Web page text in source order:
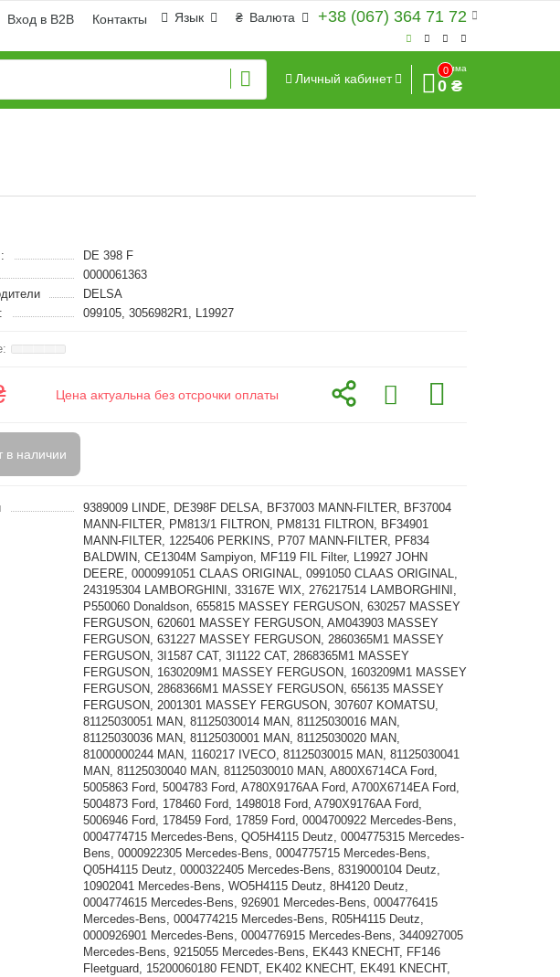
+38 (067) 364 71 72
₴ Валюта
Язык
Вход в B2B Контакты
Личный кабинет
0
Сумма
0 ₴
DE 398 F
0000061363
DELSA
099105, 3056982R1, L19927
Цена актуальна без отсрочки оплаты
в наличии
9389009 LINDE, DE398F DELSA, BF37003 MANN-FILTER, BF37004
MANN-FILTER, PM813/1 FILTRON, PM8131 FILTRON, BF34901
MANN-FILTER, 1225406 PERKINS, P707 MANN-FILTER, PF834
BALDWIN, CE1304M Sampiyon, MF119 FIL Filter, L19927 JOHN
DEERE, 0000991051 CLAAS ORIGINAL, 0991050 CLAAS ORIGINAL,
243195304 LAMBORGHINI, 33167E WIX, 276217514 LAMBORGHINI,
P550060 Donaldson, 655815 MASSEY FERGUSON, 630257 MASSEY
FERGUSON, 620601 MASSEY FERGUSON, AM043903 MASSEY
FERGUSON, 631227 MASSEY FERGUSON, 2860365M1 MASSEY
FERGUSON, 3I1587 CAT, 3I1122 CAT, 2868365M1 MASSEY
FERGUSON, 1630209M1 MASSEY FERGUSON, 1603209M1 MASSEY
FERGUSON, 2868366M1 MASSEY FERGUSON, 656135 MASSEY
FERGUSON, 2001301 MASSEY FERGUSON, 307607 KOMATSU,
81125030051 MAN, 81125030014 MAN, 81125030016 MAN,
81125030036 MAN, 81125030001 MAN, 81125030020 MAN,
81000000244 MAN, 1160217 IVECO, 81125030015 MAN, 81125030041
MAN, 81125030040 MAN, 81125030010 MAN, A800X6714CA Ford,
5005863 Ford, 5004783 Ford, A780X9176AA Ford, A700X6714EA Ford,
5004873 Ford, 178460 Ford, 1498018 Ford, A790X9176AA Ford,
5006946 Ford, 178459 Ford, 17859 Ford, 0004700922 Mercedes-Bens,
0004774715 Mercedes-Bens, QO5H4115 Deutz, 0004775315 Mercedes-
Bens, 0000922305 Mercedes-Bens, 0004775715 Mercedes-Bens,
Q05H4115 Deutz, 0000322405 Mercedes-Bens, 8319000104 Deutz,
10902041 Mercedes-Bens, WO5H4115 Deutz, 8H4120 Deutz,
0004774615 Mercedes-Bens, 926901 Mercedes-Bens, 0004776415
Mercedes-Bens, 0004774215 Mercedes-Bens, R05H4115 Deutz,
0000926901 Mercedes-Bens, 0004776915 Mercedes-Bens, 3440927005
Mercedes-Bens, 9215055 Mercedes-Bens, EK443 KNECHT, FF146
Fleetguard, 15200060180 FENDT, EK402 KNECHT, EK491 KNECHT,